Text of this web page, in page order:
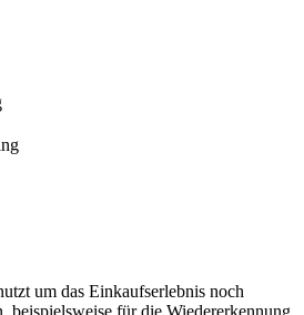
um das Einkaufserlebnis noch
beispielsweise für die Wiedererkennung